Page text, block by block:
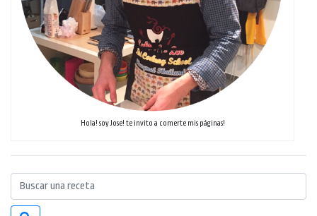
Hola! soy Jose! te invito a comerte mis páginas!